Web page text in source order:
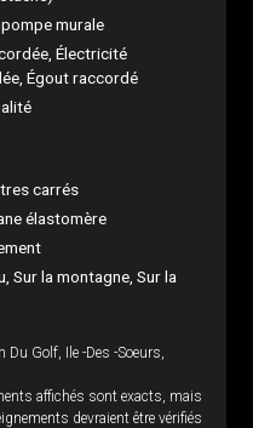
murale
Électricité
Égout raccordé
carrés
élastomère
Sur la montagne, Sur la
Golf, Ile -Des -Soeurs,
affichés sont exacts, mais
devraient être vérifiés